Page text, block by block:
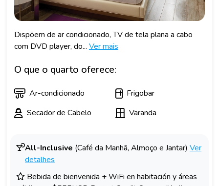
Dispõem de ar condicionado, TV de tela plana a cabo
com DVD player, do... Ver mais
O que o quarto oferece:
Ar-condicionado
Frigobar
Secador de Cabelo
Varanda
All-Inclusive (Café da Manhã, Almoço e Jantar) Ver
detalhes
Bebida de bienvenida + WiFi en habitación y áreas